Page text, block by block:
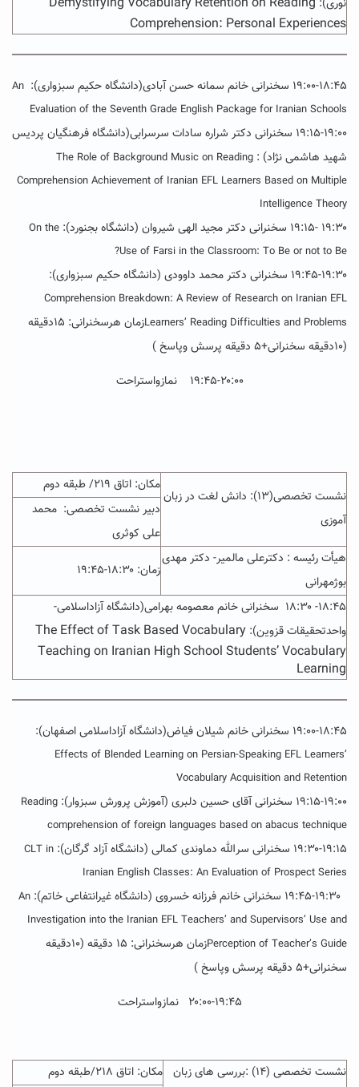
نوری):
Comprehension: Personal Experiences
۱۹:۰۰-۱۸:۴۵ سخنرانی خانم سمانه حسن آبادی(دانشگاه حکیم سبزواری):
An
Evaluation of the Seventh Grade English Package for Iranian Schools
۱۹:۱۵-۱۹:۰۰ سخنرانی دکتر شراره سادات سرسرابی(دانشگاه فرهنگیان پردیس
شهید هاشمی نژاد) : The Role of Background Music on Reading
Comprehension Achievement of Iranian EFL Learners Based on Multiple
Intelligence Theory
۱۹:۳۰ -۱۹:۱۵ سخنرانی دکتر مجید الهی شیروان (دانشگاه بجنورد):
On the
Use of Farsi in the Classroom: To Be or not to Be?
۱۹:۴۵-۱۹:۳۰ سخنرانی دکتر محمد داوودی (دانشگاه حکیم سبزواری):
Comprehension Breakdown: A Review of Research on Iranian EFL
Learners’ Reading Difficulties and Problems
زمان هرسخنرانی: ۱۵دقیقه
(۱۰دقیقه سخنرانی+۵ دقیقه پرسش وپاسخ )
۱۹:۴۵-۲۰:۰۰ نمازواستراحت
نشست تخصصی(۱۳): دانش لغت در زبان
آموزی
مکان: اتاق ۲۱۹/ طبقه دوم
دبیر نشست تخصصی: محمد
علی کوثری
هیأت رئیسه : دکترعلی مالمیر- دکتر مهدی
بوژمهرانی
زمان:
۱۸:۴۵- ۱۸:۳۰ سخنرانی خانم معصومه بهرامی(دانشگاه آزاداسلامی-
واحدتحقیقات قزوین): The Effect of Task Based Vocabulary
Teaching on Iranian High School Students’ Vocabulary
Learning
۱۹:۰۰-۱۸:۴۵ سخنرانی خانم شیلان فیاض(دانشگاه آزاداسلامی اصفهان):
Effects of Blended Learning on Persian-Speaking EFL Learners’
Vocabulary Acquisition and Retention
۱۹:۱۵-۱۹:۰۰ سخنرانی آقایحسین دلبری (آموزش پرورش سبزوار): Reading
comprehension of foreign languages based on abacus technique
۱۹:۳۰-۱۹:۱۵ سخنرانی سرالله دماوندی کمالی (دانشگاه آزاد گرگان): CLT in
Iranian English Classes: An Evaluation of Prospect Series
۱۹:۴۵-۱۹:۳۰ سخنرانی خانم فرزانه خسروی (دانشگاه غیرانتفاعی خاتم): An
Investigation into the Iranian EFL Teachers’ and Supervisors’ Use and
Perception of Teacher’s Guide
زمان هرسخنرانی: ۱۵ دقیقه (۱۰دقیقه
سخنرانی+۵ دقیقه پرسش وپاسخ )
۲۰:۰۰-۱۹:۴۵ نمازواستراحت
نشست تخصصی (۱۴) :بررسی های زبان مکان: اتاق ۲۱۸/طبقه دوم